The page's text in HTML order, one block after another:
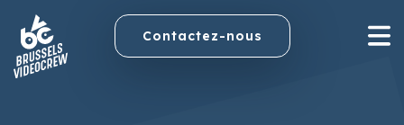
Contactez-nous